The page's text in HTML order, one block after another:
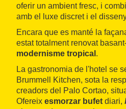
oferir un ambient fresc, i
amb el luxe discret i el
Encara que es manté la
estat totalment renovat
modernisme tropical .
La gastronomia de l'hotel se
Brummell Kitchen, sota la
creadors del Palo Cortao,
Ofereix esmorzar bufet diari,